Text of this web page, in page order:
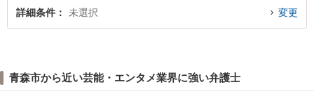
詳細条件 未選択 変更
青森市から近い芸能・エンタメ業界に強い弁護士